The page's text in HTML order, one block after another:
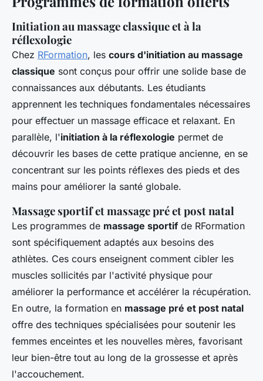
Initiation au massage classique et à la
réflexologie
Chez RFormation, les cours d'initiation au massage
classique sont conçus pour offrir une solide base de
connaissances aux débutants. Les étudiants
apprennent les techniques fondamentales nécessaires
pour effectuer un massage efficace et relaxant. En
parallèle, l'initiation à la réflexologie permet de
découvrir les bases de cette pratique ancienne, en se
concentrant sur les points réflexes des pieds et des
mains pour améliorer la santé globale.
Massage sportif et massage pré et post natal
Les programmes de massage sportif de RFormation
sont spécifiquement adaptés aux besoins des
athlètes. Ces cours enseignent comment cibler les
muscles sollicités par l'activité physique pour
améliorer la performance et accélérer la récupération.
En outre, la formation en massage pré et post natal
offre des techniques spécialisées pour soutenir les
femmes enceintes et les nouvelles mères, favorisant
leur bien-être tout au long de la grossesse et après
l'accouchement.